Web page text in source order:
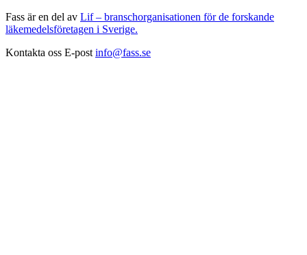
Fass är en del av Lif – branschorganisationen för de forskande
läkemedelsföretagen i Sverige.
Kontakta oss E-post info@fass.se